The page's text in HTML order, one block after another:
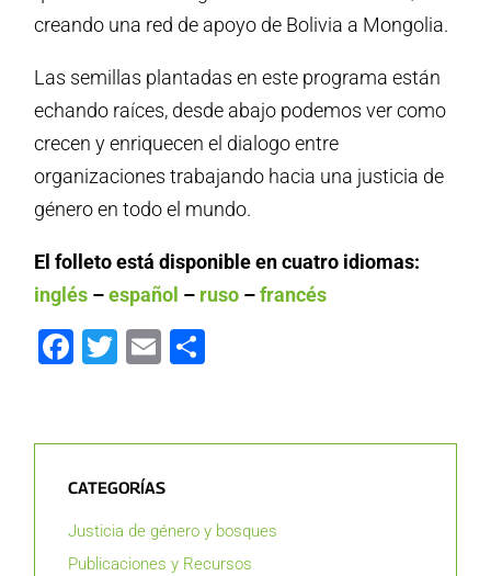
creando una red de apoyo de Bolivia a Mongolia.
Las semillas plantadas en este programa están
echando raíces, desde abajo podemos ver como
crecen y enriquecen el dialogo entre
organizaciones trabajando hacia una justicia de
género en todo el mundo.
El folleto está disponible en cuatro idiomas:
inglés –español – ruso –francés
Facebook
Twitter
Email
CATEGORÍAS
Justicia de género y bosques
Publicaciones y Recursos